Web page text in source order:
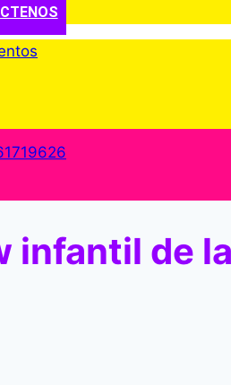
infantil de